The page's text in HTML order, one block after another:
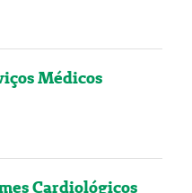
Médicos
Cardiológicos